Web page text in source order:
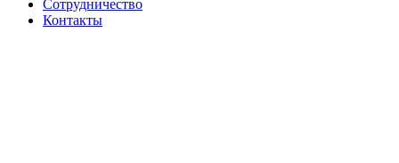
Сотрудничество
Контакты